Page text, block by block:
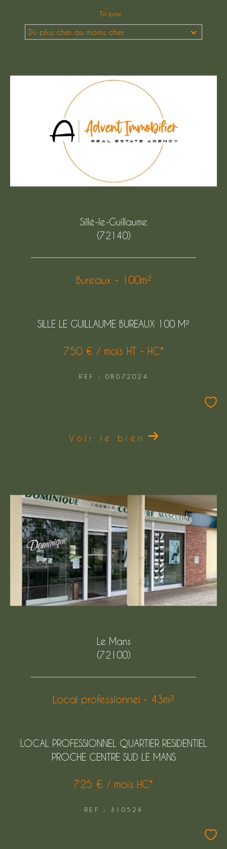
Tri par
Du plus cher au moins cher
Sillé-le-Guillaume
(72140)
Bureaux - 100m²
SILLE LE GUILLAUME BUREAUX 100 M²
750 € / mois HT - HC*
REF : 08072024
Voir le bien
Le Mans
(72100)
Local professionnel - 43m²
LOCAL PROFESSIONNEL QUARTIER RESIDENTIEL
PROCHE CENTRE SUD LE MANS
725 € / mois HC*
REF : 310524
Budget
AFFINER LES CRITÈRES
FILTRER PAR
COUPS DE COEUR EXCLUSIVITÉS
Rechercher